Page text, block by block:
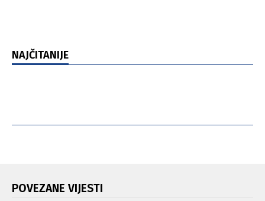
NAJČITANIJE
POVEZANE VIJESTI